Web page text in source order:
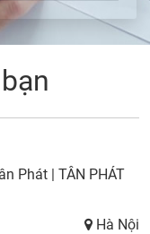
Phát | TÂN PHÁT
Hà Nội